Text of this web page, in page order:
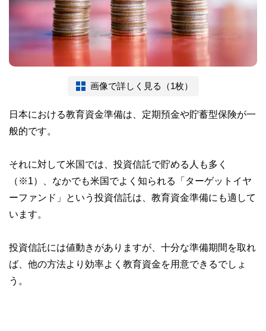
画像で詳しく見る（1枚）
日本における教育資金準備は、定期預金や貯蓄型保険が一
般的です。
それに対して米国では、投資信託で貯める人も多く
（※1）、なかでも米国でよく知られる「ターゲットイヤ
ーファンド」という投資信託は、教育資金準備にも適して
います。
投資信託には値動きがありますが、十分な準備期間を取れ
ば、他の方法より効率よく教育資金を用意できるでしょ
う。